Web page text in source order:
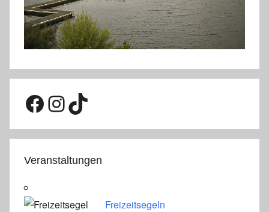
Facebook
Instagram
TikTok
Veranstaltungen
Freizeitsegeln